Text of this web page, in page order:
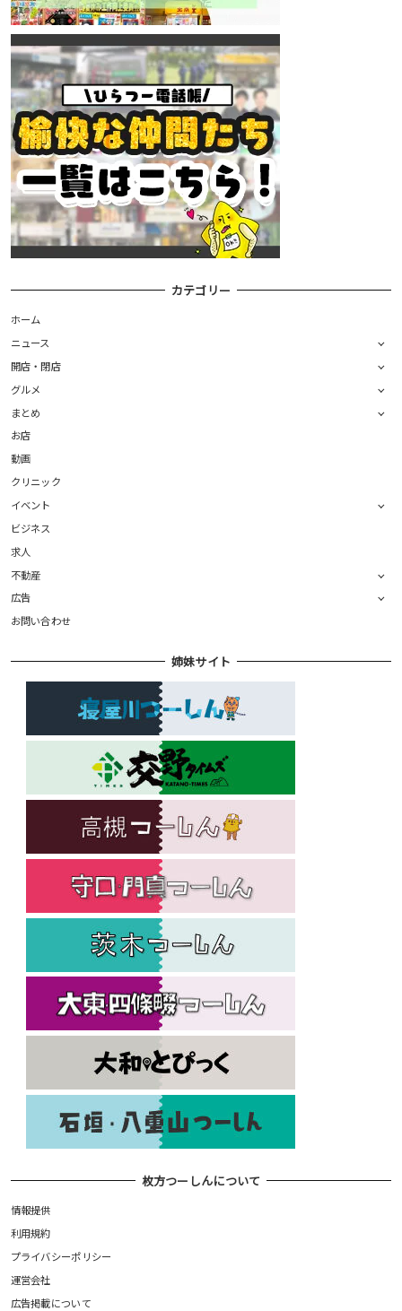
カテゴリー
ホーム
ニュース
開店・閉店
グルメ
まとめ
お店
動画
クリニック
イベント
ビジネス
求人
不動産
広告
お問い合わせ
姉妹サイト
枚方つーしんについて
情報提供
利用規約
プライバシーポリシー
運営会社
広告掲載について